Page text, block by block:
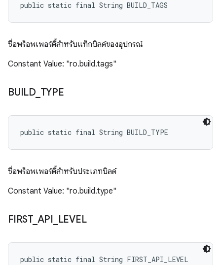
public static final String BUILD_TAGS
ชื่อพร็อพเพอร์ตี้สำหรับแท็กบิลด์ของอุปกรณ์
Constant Value: "ro.build.tags"
BUILD_ TYPE
public static final String BUILD_TYPE
ชื่อพร็อพเพอร์ตี้สำหรับประเภทบิลด์
Constant Value: "ro.build.type"
FIRST_ API LEVEL
public static final String FIRST_API_LEVEL